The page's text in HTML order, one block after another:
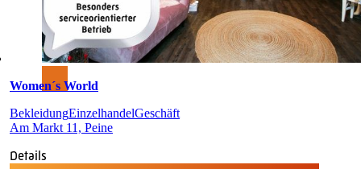
Women´s World
BekleidungEinzelhandelGeschäft
Am Markt 11, Peine
Details